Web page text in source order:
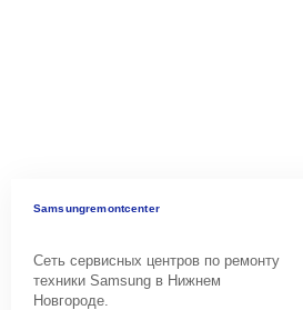
Samsungremontcenter
Сеть сервисных центров по ремонту
техники Samsung в Нижнем
Новгороде.